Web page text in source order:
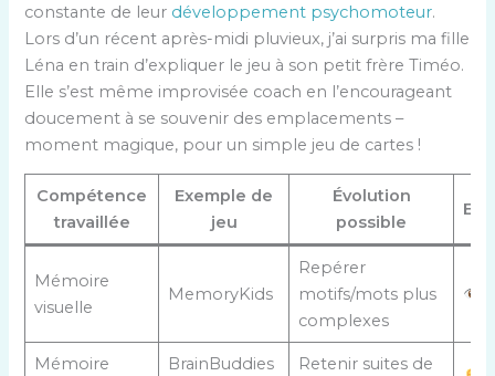
constante de leur développement psychomoteur.
Lors d’un récent après-midi pluvieux, j’ai surpris ma fille
Léna en train d’expliquer le jeu à son petit frère Timéo.
Elle s’est même improvisée coach en l’encourageant
doucement à se souvenir des emplacements –
moment magique, pour un simple jeu de cartes !
Compétence
travaillée
Exemple de
jeu
Évolution
possible
Mémoire
visuelle
MemoryKids
Repérer
motifs/mots plus
complexes
Mémoire
BrainBuddies
Retenir suites de